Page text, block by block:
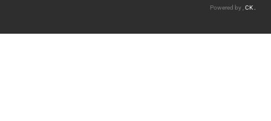
Powered by , CK .